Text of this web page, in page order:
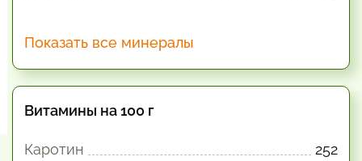
Показать все минералы
Витамины на 100 г
Каротин
252